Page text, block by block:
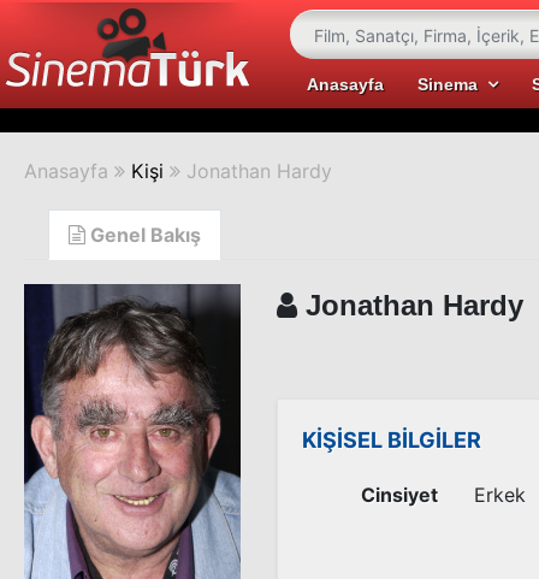
Anasayfa Sinema
Anasayfa Kişi Jonathan Hardy
Genel Bakış
Jonathan Hardy
KİŞİSEL BİLGİLER
Cinsiyet Erkek